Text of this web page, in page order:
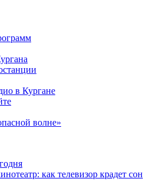
в Кургане
волне»
как телевизор крадет сон